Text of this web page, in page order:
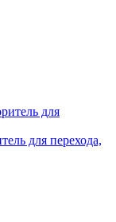
для перехода,